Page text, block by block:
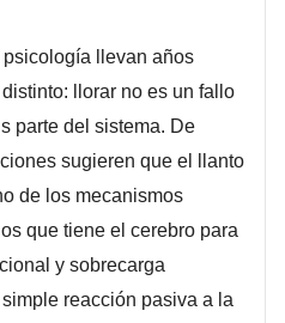
llevan años
llorar no es un fallo
parte del sistema. De
sugieren que el llanto
de los mecanismos
que tiene el cerebro para
y sobrecarga
reacción pasiva a la